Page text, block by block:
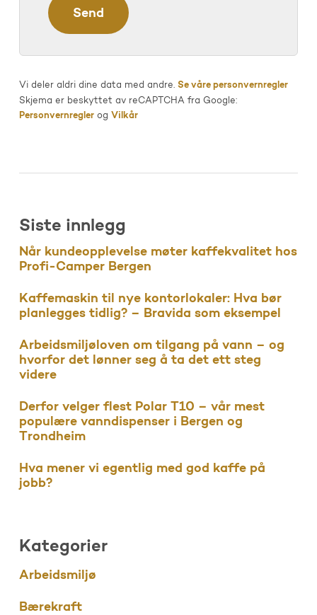
Vi deler aldri dine data med andre. Se våre personvernregler
Skjema er beskyttet av reCAPTCHA fra Google:
Personvernreglerog Vilkår
Siste innlegg
Når kundeopplevelse møter kaffekvalitet hos
Profi-Camper Bergen
Kaffemaskin til nye kontorlokaler: Hva bør
planlegges tidlig? – Bravida som eksempel
Arbeidsmiljøloven om tilgang på vann – og
hvorfor det lønner seg å ta det ett steg
videre
Derfor velger flest Polar T10 – vår mest
populære vanndispenser i Bergen og
Trondheim
Hva mener vi egentlig med god kaffe på
jobb?
Kategorier
Arbeidsmiljø
Bærekraft